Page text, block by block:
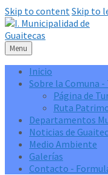
Skip to contentSkip to
Menu
Inicio
Sobre la Comuna
Página de
Ruta
Departamentos
Noticias de
Medio Ambiente
Galerías
Contacto -